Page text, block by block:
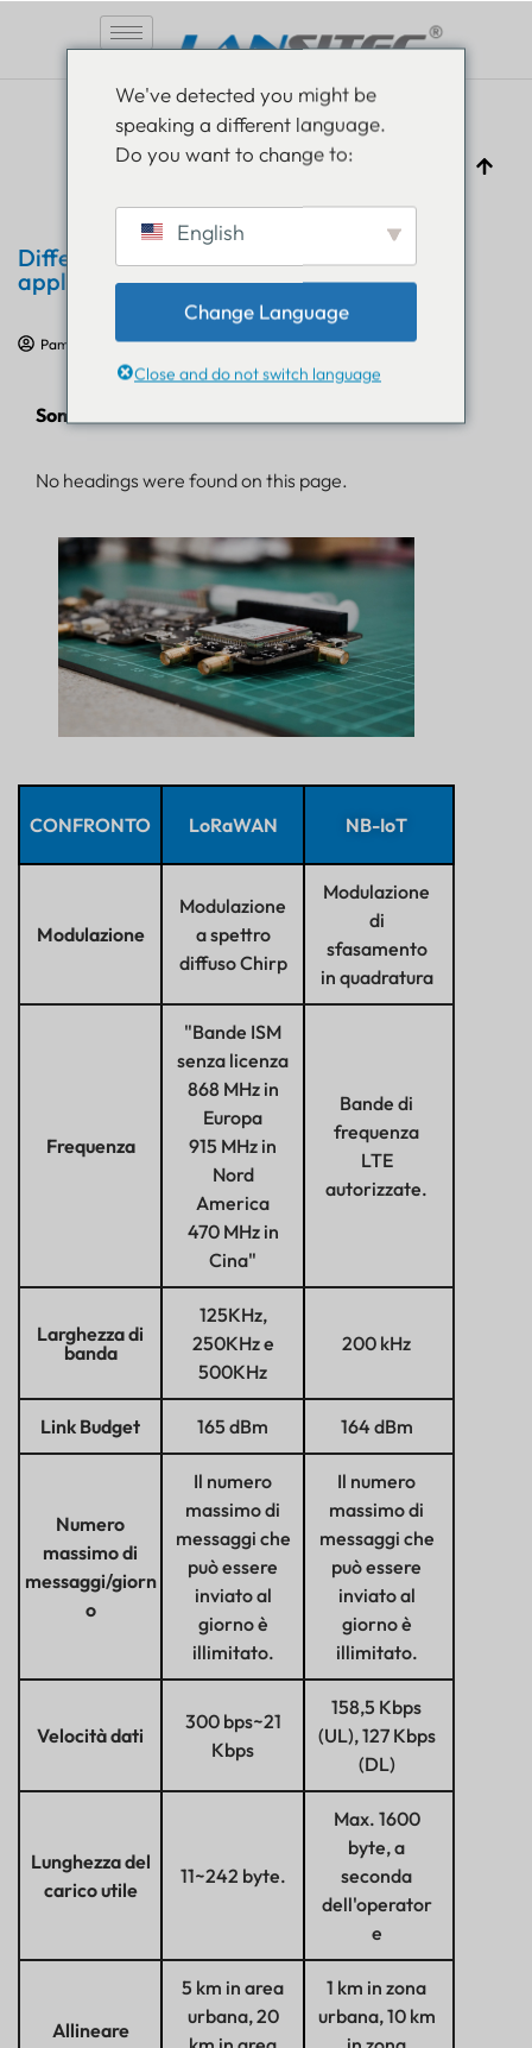
Differenza tra LoRaWAN e NB-IoT per le
applicazioni di tracciamento
Pam Luthra 4 agosto 2023 Formazione sull'IoT
Sommario
No headings were found on this page.
CONFRONTO LoRaWAN NB-IoT
Modulazione
Modulazione
a spettro
diffuso Chirp
Modulazione
di
sfasamento
in quadratura
Frequenza
"Bande ISM
senza licenza
868 MHz in
Europa
915 MHz in
Nord
America
470 MHz in
Cina"
Bande di
frequenza
LTE
autorizzate.
Larghezza di
banda
125KHz,
250KHz e
500KHz
200 kHz
Link Budget 165 dBm 164 dBm
Numero
massimo di
messaggi/giorn
o
Il numero
massimo di
messaggi che
può essere
inviato al
giorno è
illimitato.
Il numero
massimo di
messaggi che
può essere
inviato al
giorno è
illimitato.
Velocità dati
300 bps~21
Kbps
158,5 Kbps
(UL), 127 Kbps
(DL)
Lunghezza del
carico utile
11~242 byte.
Max. 1600
byte, a
seconda
dell'operator
e
Allineare
5 km in area
urbana, 20
1 km in zona
urbana, 10 km
We've detected you might be
speaking a different language.
Do you want to change to:
English
Change Language
Close and do not switch language